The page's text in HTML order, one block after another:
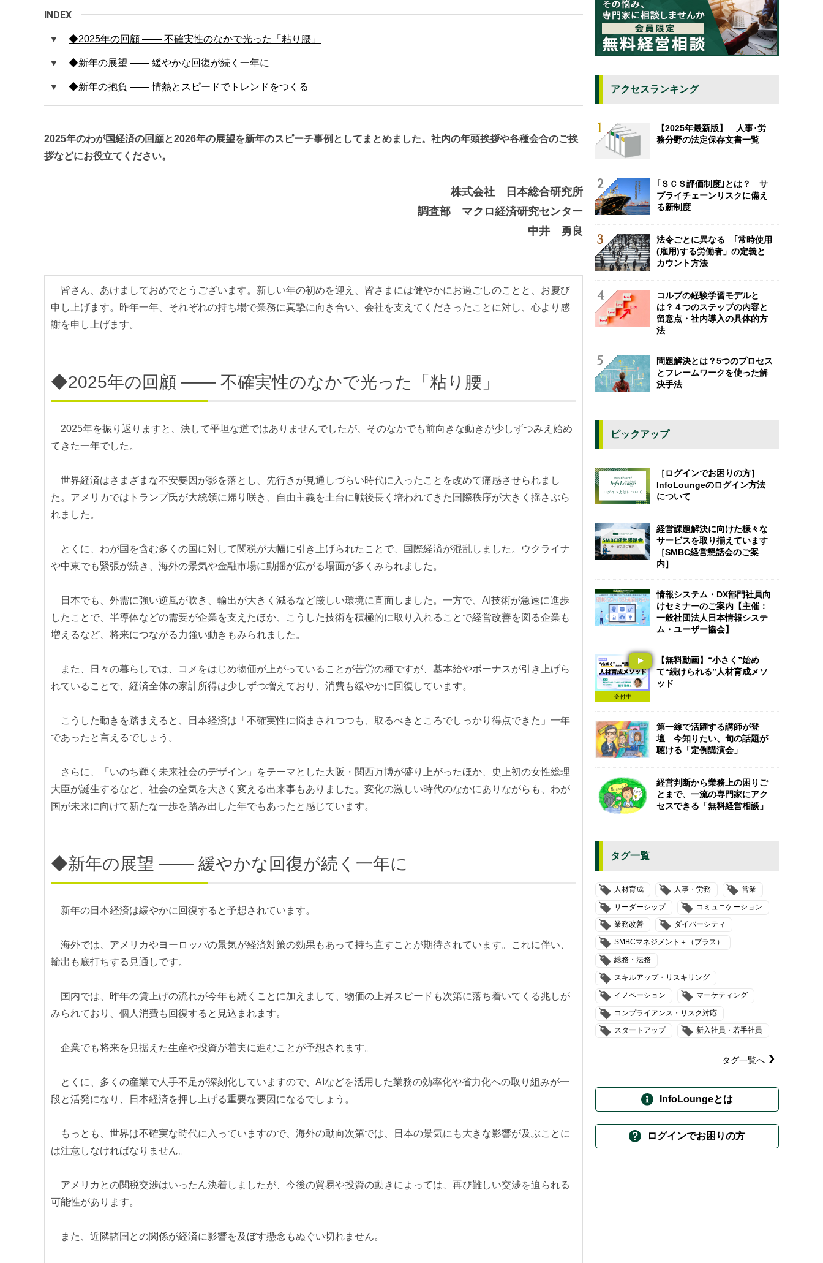
◆2025年の回顧 ―― 不確実性のなかで光った「粘り腰」
◆新年の展望 ―― 緩やかな回復が続く一年に
◆新年の抱負 ―― 情熱とスピードでトレンドをつくる
2025年のわが国経済の回顧と2026年の展望を新年のスピーチ事例としてまとめました。社内の年頭挨拶や各種会合のご挨
拶などにお役立てください。
株式会社 日本総合研究所
調査部 マクロ経済研究センター
中井 勇良
皆さん、あけましておめでとうございます。新しい年の初めを迎え、皆さまには健やかにお過ごしのことと、お慶び
申し上げます。昨年一年、それぞれの持ち場で業務に真摯に向き合い、会社を支えてくださったことに対し、心より感
謝を申し上げます。
◆2025年の回顧 ―― 不確実性のなかで光った「粘り腰」
2025年を振り返りますと、決して平坦な道ではありませんでしたが、そのなかでも前向きな動きが少しずつみえ始め
てきた一年でした。
世界経済はさまざまな不安要因が影を落とし、先行きが見通しづらい時代に入ったことを改めて痛感させられまし
た。アメリカではトランプ氏が大統領に帰り咲き、自由主義を土台に戦後長く培われてきた国際秩序が大きく揺さぶら
れました。
とくに、わが国を含む多くの国に対して関税が大幅に引き上げられたことで、国際経済が混乱しました。ウクライナ
や中東でも緊張が続き、海外の景気や金融市場に動揺が広がる場面が多くみられました。
日本でも、外需に強い逆風が吹き、輸出が大きく減るなど厳しい環境に直面しました。一方で、AI技術が急速に進歩
したことで、半導体などの需要が企業を支えたほか、こうした技術を積極的に取り入れることで経営改善を図る企業も
増えるなど、将来につながる力強い動きもみられました。
また、日々の暮らしでは、コメをはじめ物価が上がっていることが苦労の種ですが、基本給やボーナスが引き上げら
れていることで、経済全体の家計所得は少しずつ増えており、消費も緩やかに回復しています。
こうした動きを踏まえると、日本経済は「不確実性に悩まされつつも、取るべきところでしっかり得点できた」一年
であったと言えるでしょう。
さらに、「いのち輝く未来社会のデザイン」をテーマとした大阪・関西万博が盛り上がったほか、史上初の女性総理
大臣が誕生するなど、社会の空気を大きく変える出来事もありました。変化の激しい時代のなかにありながらも、わが
国が未来に向けて新たな一歩を踏み出した年でもあったと感じています。
◆新年の展望 ―― 緩やかな回復が続く一年に
新年の日本経済は緩やかに回復すると予想されています。
海外では、アメリカやヨーロッパの景気が経済対策の効果もあって持ち直すことが期待されています。これに伴い、
輸出も底打ちする見通しです。
国内では、昨年の賃上げの流れが今年も続くことに加えまして、物価の上昇スピードも次第に落ち着いてくる兆しが
みられており、個人消費も回復すると見込まれます。
企業でも将来を見据えた生産や投資が着実に進むことが予想されます。
とくに、多くの産業で人手不足が深刻化していますので、AIなどを活用した業務の効率化や省力化への取り組みが一
段と活発になり、日本経済を押し上げる重要な要因になるでしょう。
もっとも、世界は不確実な時代に入っていますので、海外の動向次第では、日本の景気にも大きな影響が及ぶことに
は注意しなければなりません。
アメリカとの関税交渉はいったん決着しましたが、今後の貿易や投資の動きによっては、再び難しい交渉を迫られる
可能性があります。
また、近隣諸国との関係が経済に影響を及ぼす懸念もぬぐい切れません。
アクセスランキング
【2025年最新版】 人事･労
務分野の法定保存文書一覧
｢ＳＣＳ評価制度｣とは？ サ
プライチェーンリスクに備え
る新制度
法令ごとに異なる ｢常時使用
(雇用)する労働者」の定義と
カウント方法
コルブの経験学習モデルと
は？４つのステップの内容と
留意点・社内導入の具体的方
法
問題解決とは？5つのプロセス
とフレームワークを使った解
決手法
ピックアップ
［ログインでお困りの方］
InfoLoungeのログイン方法
について
経営課題解決に向けた様々な
サービスを取り揃えています
［SMBC経営懇話会のご案
内］
情報システム・DX部門社員向
けセミナーのご案内【主催：
一般社団法人日本情報システ
ム・ユーザー協会】
受付中
【無料動画】“小さく”始め
て“続けられる”人材育成メソ
ッド
第一線で活躍する講師が登
壇 今知りたい、旬の話題が
聴ける「定例講演会」
経営判断から業務上の困りご
とまで、一流の専門家にアク
セスできる「無料経営相談」
タグ一覧
人材育成 人事・労務 営業
リーダーシップ コミュニケーション
業務改善 ダイバーシティ
SMBCマネジメント＋（プラス）
総務・法務
スキルアップ・リスキリング
イノベーション マーケティング
コンプライアンス・リスク対応
スタートアップ 新入社員・若手社員
タグ一覧へ
InfoLoungeとは
ログインでお困りの方